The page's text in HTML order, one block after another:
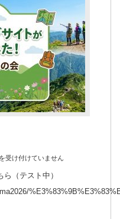
受け付けていません
（テスト中）